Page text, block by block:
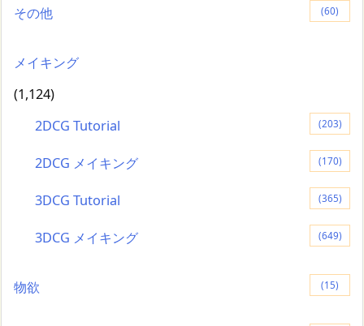
その他 (60)
メイキング
(1,124)
2DCG Tutorial
(203)
2DCG メイキング (170)
3DCG Tutorial (365)
3DCG メイキング (649)
物欲 (15)